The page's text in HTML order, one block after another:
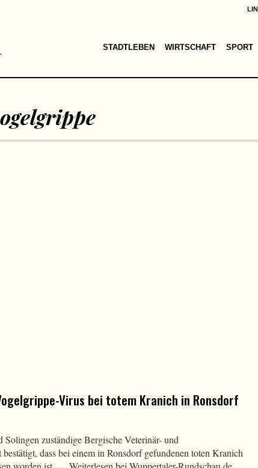
STADTLEBEN WIRTSCHAFT SPORT
Virus bei totem Kranich in Ronsdorf
zuständige Bergische Veterinär- und
dass bei einem in Ronsdorf gefundenen toten Kranich